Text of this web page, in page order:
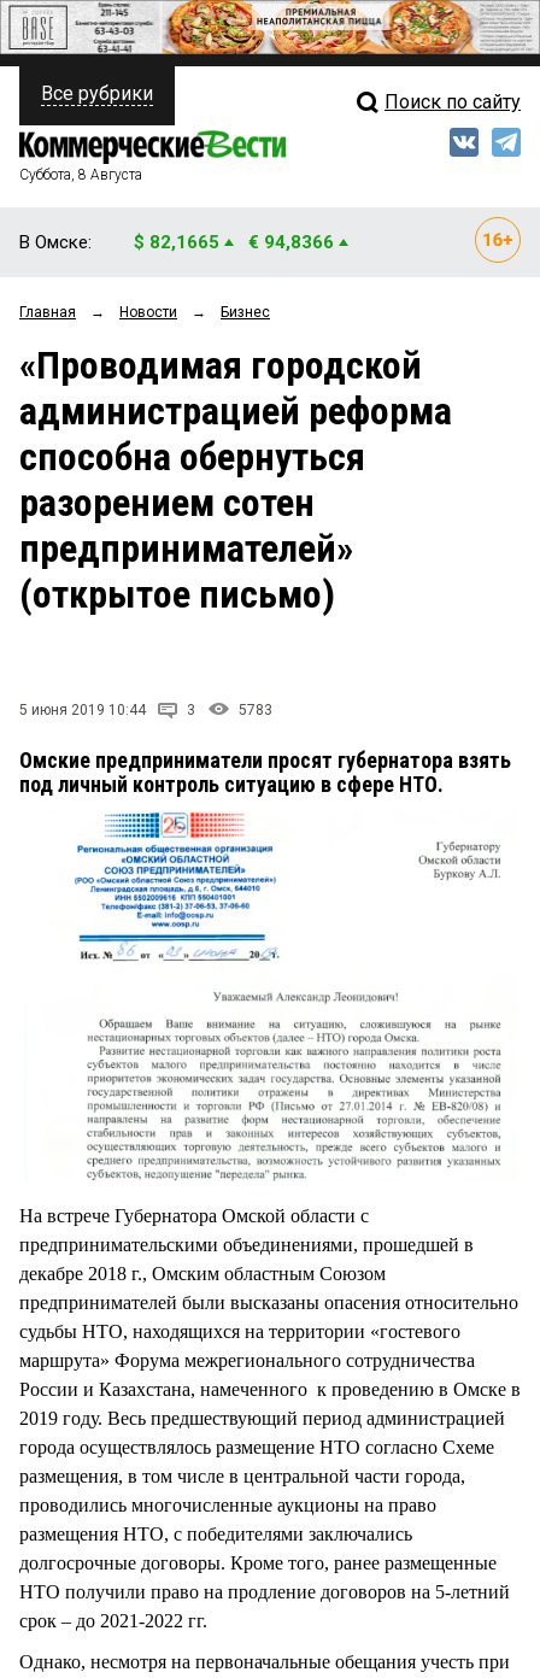
ПОЛИТИКА
ФИНАНСЫ
ОБЩЕСТВО
ЗАКОН
НОВОСТИ КОМПАНИЙ
СТИЛЬ ЖИЗНИ
Свежий выпуск
Рейтинги
Блоги
Архив
Все рубрики Поиск по сайту
Суббота, 8 Августа
В Омске: $ 82,1665 € 94,8366
Главная → Новости → Бизнес
«Проводимая городской
администрацией реформа
способна обернуться
разорением сотен
предпринимателей»
(открытое письмо)
5 июня 2019 10:44 3 5783
Омские предприниматели просят губернатора взять
под личный контроль ситуацию в сфере НТО.
На встрече Губернатора Омской области с
предпринимательскими объединениями, прошедшей в
декабре 2018 г., Омским областным Союзом
предпринимателей были высказаны опасения относительно
судьбы НТО, находящихся на территории «гостевого
маршрута» Форума межрегионального сотрудничества
России и Казахстана, намеченного к проведению в Омске в
2019 году. Весь предшествующий период администрацией
города осуществлялось размещение НТО согласно Схеме
размещения, в том числе в центральной части города,
проводились многочисленные аукционы на право
размещения НТО, с победителями заключались
долгосрочные договоры. Кроме того, ранее размещенные
НТО получили право на продление договоров на 5-летний
срок – до 2021-2022 гг.
Однако, несмотря на первоначальные обещания учесть при